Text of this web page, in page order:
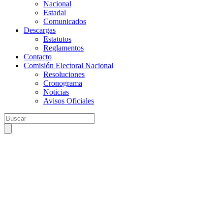
Nacional
Estadal
Comunicados
Descargas
Estatutos
Reglamentos
Contacto
Comisión Electoral Nacional
Resoluciones
Cronograma
Noticias
Avisos Oficiales